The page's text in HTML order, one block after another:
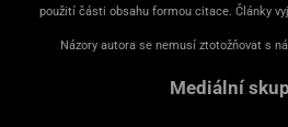
použití části obsahu formou citace. Články
Názory autora se nemusí ztotožňovat s
Mediální